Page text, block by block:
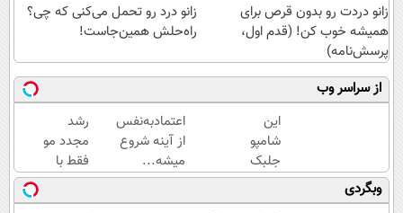
زانو دردت رو بدون قرص برای
همیشه خوب کن! (قدم اول،
پرسش‌نامه)
زانو درد رو تحمل می‌کنی که چی؟
راه‌حلش همین‌جاست!
از سراسر وب
این
شامپو
جلبک
یه تنه
جلوی
اعتمادبه‌نفس
از آینه شروع
میشه...
رشد
مجدد مو
فقط با
این
شامپو
وبگردی